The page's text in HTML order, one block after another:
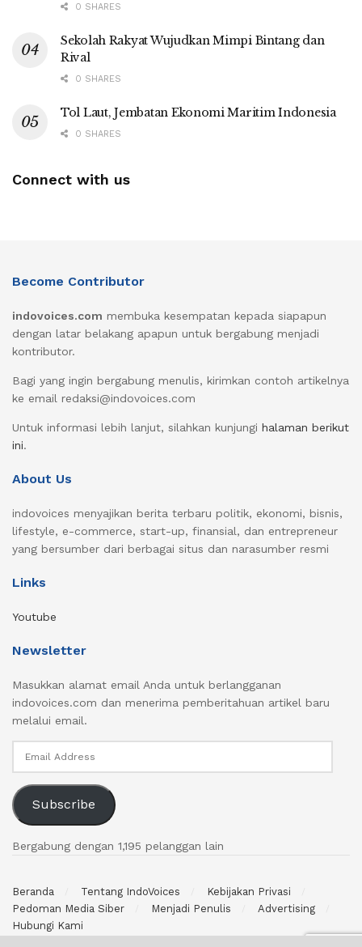
0 SHARES
Sekolah Rakyat Wujudkan Mimpi Bintang dan
Rival
0 SHARES
Tol Laut, Jembatan Ekonomi Maritim Indonesia
0 SHARES
Connect with us
Become Contributor
indovoices.com membuka kesempatan kepada siapapun
dengan latar belakang apapun untuk bergabung menjadi
kontributor.
Bagi yang ingin bergabung menulis, kirimkan contoh artikelnya
ke email redaksi@indovoices.com
Untuk informasi lebih lanjut, silahkan kunjungi halaman berikut
ini.
About Us
indovoices menyajikan berita terbaru politik, ekonomi, bisnis,
lifestyle, e-commerce, start-up, finansial, dan entrepreneur
yang bersumber dari berbagai situs dan narasumber resmi
Links
Youtube
Newsletter
Masukkan alamat email Anda untuk berlangganan
indovoices.com dan menerima pemberitahuan artikel baru
melalui email.
Subscribe
Bergabung dengan 1,195 pelanggan lain
Beranda Tentang IndoVoices
Kebijakan Privasi
Pedoman Media Siber
Menjadi Penulis
Advertising
Hubungi Kami